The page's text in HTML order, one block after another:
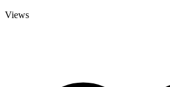
Views